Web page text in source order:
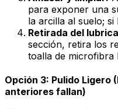
para exponer una
la arcilla al suelo; si
Retirada del
sección, retira los
toalla de microfibra
Opción 3: Pulido Ligero
anteriores fallan)